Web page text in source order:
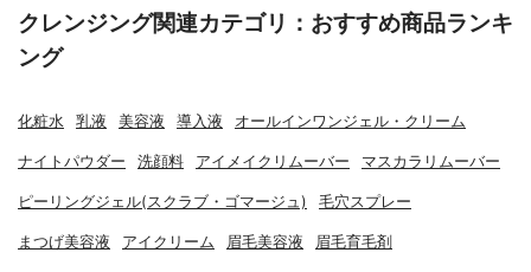
クレンジング関連カテゴリ：おすすめ商品ランキ
ング
化粧水 乳液 美容液 導入液 オールインワンジェル・クリーム
ナイトパウダー 洗顔料 アイメイクリムーバー マスカラリムーバー
ピーリングジェル(スクラブ・ゴマージュ) 毛穴スプレー
まつげ美容液 アイクリーム 眉毛美容液 眉毛育毛剤